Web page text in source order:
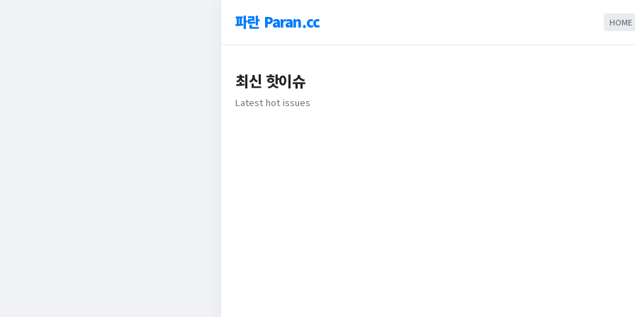
파란 Paran.cc HOME
최신 핫이슈
Latest hot issues